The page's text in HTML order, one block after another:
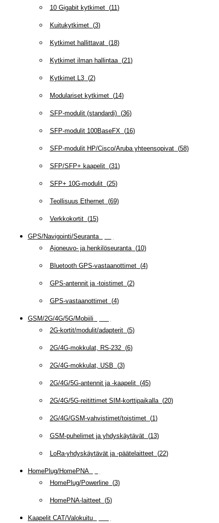
10 Gigabit kytkimet(11 )
Kuitukytkimet(3)
Kytkimet hallittavat(18)
Kytkimet ilman hallintaa(21 )
Kytkimet L3(2)
Modulariset kytkimet(14)
SFP-modulit (standardi)(36)
SFP-modulit 100BaseFX (16)
SFP-modulit HP/Cisco/Aruba yhteensopivat(58)
SFP/SFP+ kaapelit(31 )
SFP+ 10G-modulit(25)
Teollisuus Ethernet(69)
Verkkokortit(15)
GPS/Navigointi/Seuranta(
Ajoneuvo- ja henkilöseuranta(10)
Bluetooth GPS-vastaanottimet(4)
GPS-antennit ja -toistimet(2)
GPS-vastaanottimet(4)
GSM/2G/4G/5G/Mobiili
2G-kortit/modulit/adapterit(5)
2G/4G-mokkulat, RS-232(6)
2G/4G-mokkulat, USB (3)
2G/4G/5G-antennit ja -kaapelit(45)
2G/4G/5G-reitittimet SIM-korttipaikalla(20)
2G/4G/GSM-vahvistimet/toistimet(1 )
GSM-puhelimet ja yhdyskäytävät(13)
LoRa-yhdyskäytävät ja -päätelaitteet(22)
HomePlug/HomePNA(
HomePlug/Powerline(3)
HomePNA-laitteet(5)
Kaapelit CAT/Valokuitu(